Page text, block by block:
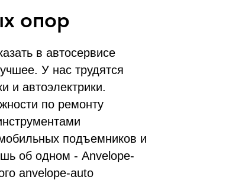
опор
в автосервисе
У нас трудятся
и автоэлектрики.
по ремонту
подъемников и
об одном - Anvelope-
anvelope-auto